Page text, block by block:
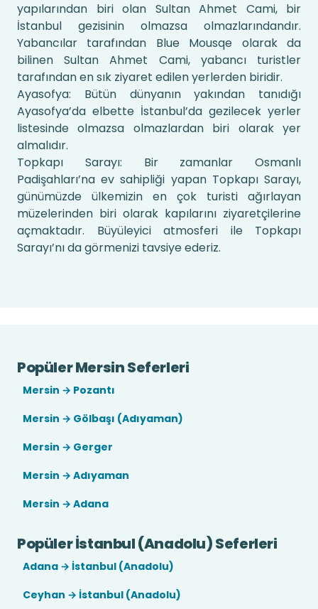
yapılarından biri olan Sultan Ahmet Cami, bir
İstanbul gezisinin olmazsa olmazlarındandır.
Yabancılar tarafından Blue Mousqe olarak da
bilinen Sultan Ahmet Cami, yabancı turistler
tarafından en sık ziyaret edilen yerlerden biridir.
Ayasofya: Bütün dünyanın yakından tanıdığı
Ayasofya’da elbette İstanbul’da gezilecek yerler
listesinde olmazsa olmazlardan biri olarak yer
almalıdır.
Topkapı Sarayı: Bir zamanlar Osmanlı
Padişahları’na ev sahipliği yapan Topkapı Sarayı,
günümüzde ülkemizin en çok turisti ağırlayan
müzelerinden biri olarak kapılarını ziyaretçilerine
açmaktadır. Büyüleyici atmosferi ile Topkapı
Sarayı’nı da görmenizi tavsiye ederiz.
Popüler Mersin Seferleri
Mersin → Pozantı
Mersin → Gölbaşı (Adıyaman)
Mersin → Gerger
Mersin → Adıyaman
Mersin → Adana
Popüler İstanbul (Anadolu) Seferleri
Adana → İstanbul (Anadolu)
Ceyhan → İstanbul (Anadolu)